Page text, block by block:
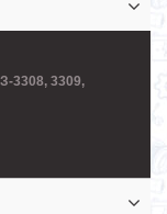
3308, 3309,